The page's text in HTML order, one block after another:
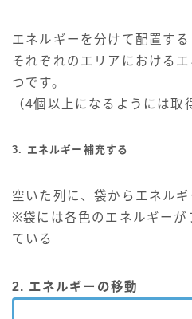
エネルギーを分けて配置する
それぞれのエリアにおける
つです。
（4個以上になるようには取
3. エネルギー補充する
空いた列に、袋からエネル
※袋には各色のエネルギーが
ている
2. エネルギーの移動